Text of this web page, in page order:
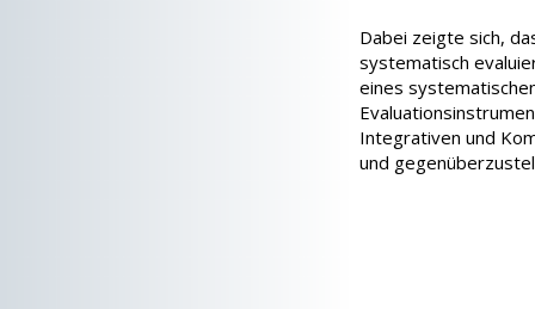
Dabei zeigte sich,
systematisch
eines
Integrativen und
und